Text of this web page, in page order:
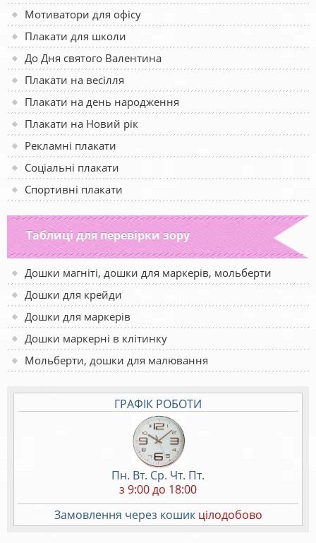
Мотиватори для офісу
Плакати для школи
До Дня святого Валентина
Плакати на весілля
Плакати на день народження
Плакати на Новий рік
Рекламні плакати
Соціальні плакати
Спортивні плакати
Таблиці для перевірки зору
Дошки магніті, дошки для маркерів, мольберти
Дошки для крейди
Дошки для маркерів
Дошки маркерні в клітинку
Мольберти, дошки для малювання
ГРАФІК РОБОТИ
Пн. Вт. Ср. Чт. Пт.
з 9:00 до 18:00
Замовлення через кошик цілодобово